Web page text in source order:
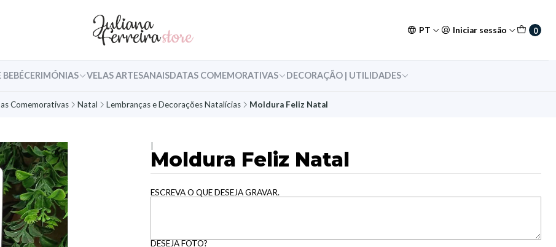
PT Iniciar sessão 0
CERIMÓNIAS VELAS ARTESANAISDATAS COMEMORATIVAS DECORAÇÃO | UTILIDADES
Comemorativas Natal Lembranças e Decorações Natalícias Moldura Feliz Natal
Moldura Feliz Natal
ESCREVA O QUE DESEJA GRAVAR.
DESEJA FOTO?